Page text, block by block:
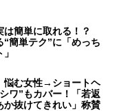
は簡単に取れる！？
簡単テク”に「めっち
悩む女性→ショートヘ
ワ”もカバー！「若返
か抜けてきれい」称賛